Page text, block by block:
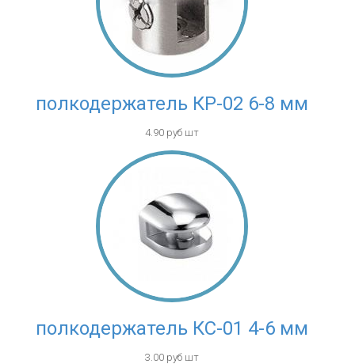
полкодержатель КР-02 6-8 мм
4.90 руб шт
полкодержатель КС-01 4-6 мм
3.00 руб шт